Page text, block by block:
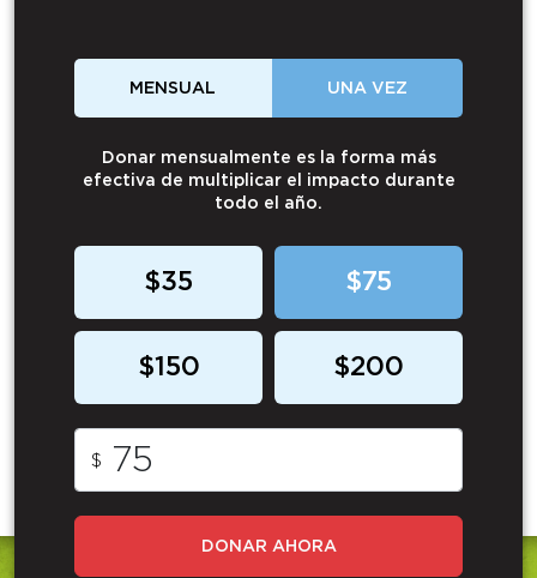
MENSUAL UNA VEZ
Donar mensualmente es la forma más
efectiva de multiplicar el impacto durante
todo el año.
$35 $75
$150 $200
$
DONAR AHORA